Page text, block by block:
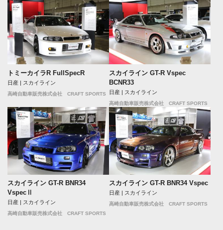
トミーカイラR FullSpecR
日産 | スカイライン
高崎自動車販売株式会社 CRAFT SPORTS
スカイライン GT-R Vspec
BCNR33
日産 | スカイライン
高崎自動車販売株式会社 CRAFT SPORTS
スカイライン GT-R BNR34
VspecⅡ
日産 | スカイライン
高崎自動車販売株式会社 CRAFT SPORTS
スカイライン GT-R BNR34 Vspec
日産 | スカイライン
高崎自動車販売株式会社 CRAFT SPORTS